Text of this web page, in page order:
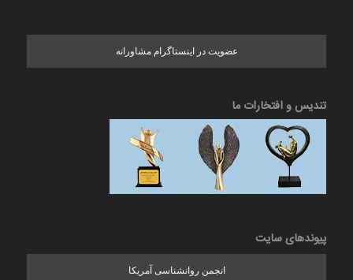
عضویت در اینستاگرام مشاورانه
تندیس و افتخارات ما
پیوندهای سایت
انجمن روانشناسی آمریکا